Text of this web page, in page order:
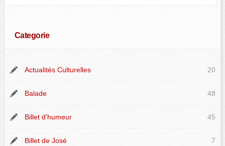
Categorie
Actualités Culturelles 20
Balade 48
Billet d'humeur 45
Billet de José 7